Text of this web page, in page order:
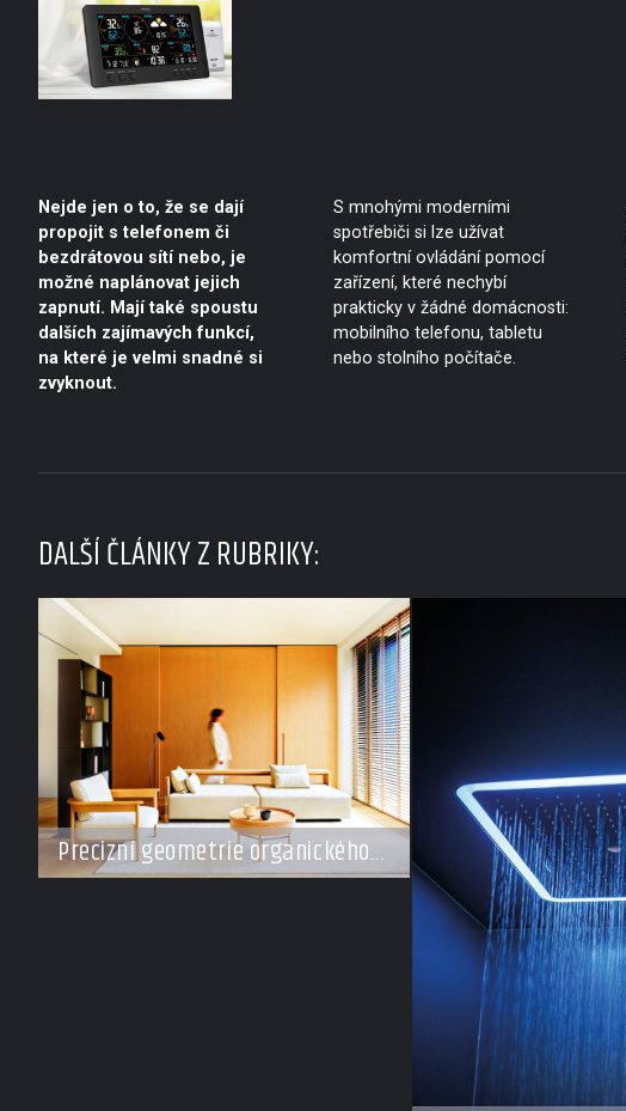
Nejde jen o to, že se dají
propojit s telefonem či
bezdrátovou sítí nebo, je
možné naplánovat jejich
zapnutí. Mají také spoustu
dalších zajímavých funkcí,
na které je velmi snadné si
zvyknout.
S mnohými moderními
spotřebiči si lze užívat
komfortní ovládání pomocí
zařízení, které nechybí
prakticky v žádné domácnosti:
mobilního telefonu, tabletu
nebo stolního počítače.
DALŠÍ ČLÁNKY Z RUBRIKY:
Precizní geometrie organického
klidu